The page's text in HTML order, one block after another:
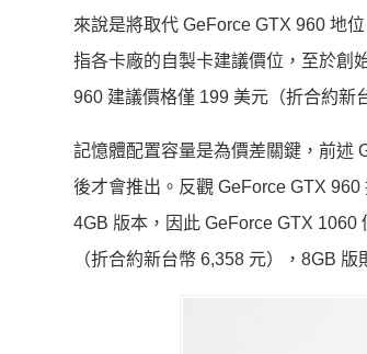
來說是將取代 GeForce GTX 960 地
指各卡廠的自製卡建議價位，至於創
960 建議價格僅 199 美元（折合約新
記憶體配置容量是為價差關鍵，前述
後才會推出。反觀 GeForce GTX
4GB 版本，因此 GeForce GTX
（折合約新台幣 6,358 元），8GB